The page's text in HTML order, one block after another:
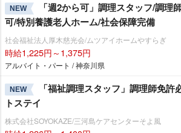
NEW
「週2から可」調理スタッフ/調理
可/特別養護老人ホーム/社会保障完備
社会福祉法人厚木慈光会/ムツアイホームやすらぎ
時給1,225円～1,375円
アルバイト・パート / 神奈川県
NEW
「福祉調理スタッフ」調理師免
トステイ
株式会社SOYOKAZE/三河島ケアセンターそよ風